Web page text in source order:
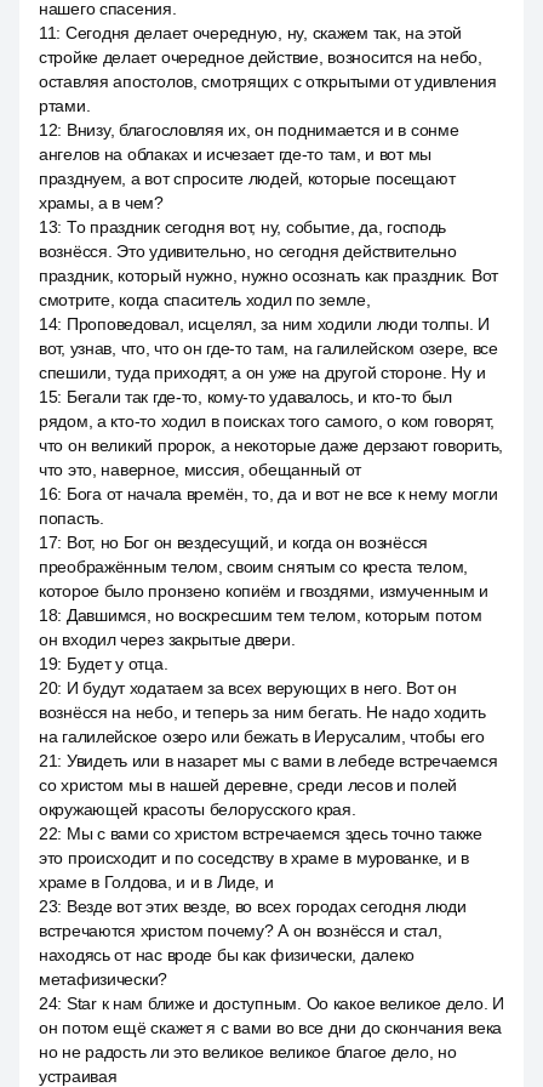
нашего спасения.
11: Сегодня делает очередную, ну, скажем так, на этой
стройке делает очередное действие, возносится на небо,
оставляя апостолов, смотрящих с открытыми от удивления
ртами.
12: Внизу, благословляя их, он поднимается и в сонме
ангелов на облаках и исчезает где-то там, и вот мы
празднуем, а вот спросите людей, которые посещают
храмы, а в чем?
13: То праздник сегодня вот, ну, событие, да, господь
вознёсся. Это удивительно, но сегодня действительно
праздник, который нужно, нужно осознать как праздник. Вот
смотрите, когда спаситель ходил по земле,
14: Проповедовал, исцелял, за ним ходили люди толпы. И
вот, узнав, что, что он где-то там, на галилейском озере, все
спешили, туда приходят, а он уже на другой стороне. Ну и
15: Бегали так где-то, кому-то удавалось, и кто-то был
рядом, а кто-то ходил в поисках того самого, о ком говорят,
что он великий пророк, а некоторые даже дерзают говорить,
что это, наверное, миссия, обещанный от
16: Бога от начала времён, то, да и вот не все к нему могли
попасть.
17: Вот, но Бог он вездесущий, и когда он вознёсся
преображённым телом, своим снятым со креста телом,
которое было пронзено копиём и гвоздями, измученным и
18: Давшимся, но воскресшим тем телом, которым потом
он входил через закрытые двери.
19: Будет у отца.
20: И будут ходатаем за всех верующих в него. Вот он
вознёсся на небо, и теперь за ним бегать. Не надо ходить
на галилейское озеро или бежать в Иерусалим, чтобы его
21: Увидеть или в назарет мы с вами в лебеде встречаемся
со христом мы в нашей деревне, среди лесов и полей
окружающей красоты белорусского края.
22: Мы с вами со христом встречаемся здесь точно также
это происходит и по соседству в храме в мурованке, и в
храме в Голдова, и и в Лиде, и
23: Везде вот этих везде, во всех городах сегодня люди
встречаются христом почему? А он вознёсся и стал,
находясь от нас вроде бы как физически, далеко
метафизически?
24: Star к нам ближе и доступным. Оо какое великое дело. И
он потом ещё скажет я с вами во все дни до скончания века
но не радость ли это великое великое благое дело, но
устраивая